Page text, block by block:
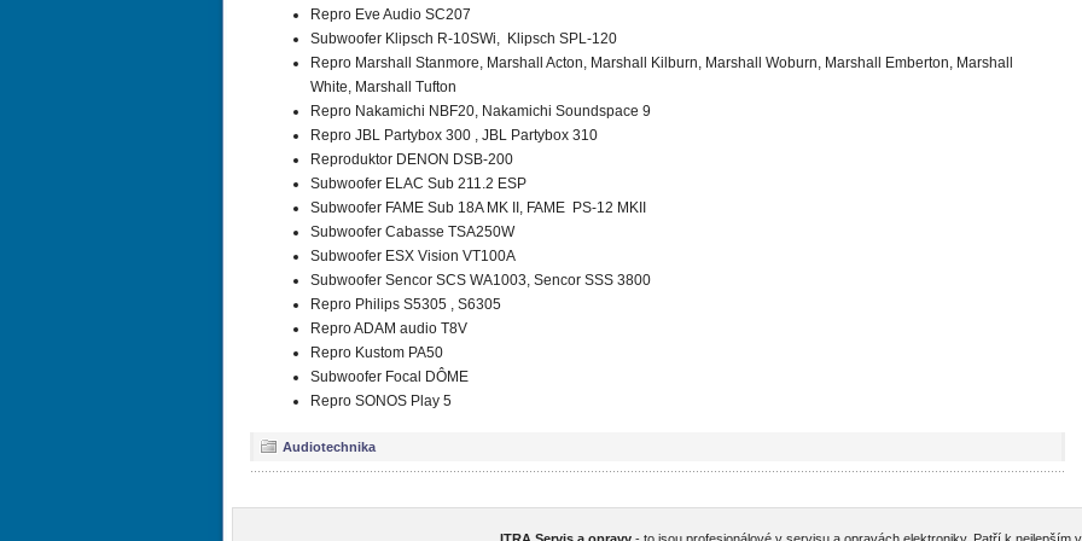
Repro Eve Audio SC207
Subwoofer Klipsch R-10SWi, Klipsch SPL-120
Repro Marshall Stanmore, Marshall Acton, Marshall Kilburn, Marshall Woburn, Marshall Emberton, Marshall
White, Marshall Tufton
Repro Nakamichi NBF20, Nakamichi Soundspace 9
Repro JBL Partybox 300 , JBL Partybox 310
Reproduktor DENON DSB-200
Subwoofer ELAC Sub 211.2 ESP
Subwoofer FAME Sub 18A MK II, FAME PS-12 MKII
Subwoofer Cabasse TSA250W
Subwoofer ESX Vision VT100A
Subwoofer Sencor SCS WA1003, Sencor SSS 3800
Repro Philips S5305 , S6305
Repro ADAM audio T8V
Repro Kustom PA50
Subwoofer Focal DÔME
Repro SONOS Play 5
Audiotechnika